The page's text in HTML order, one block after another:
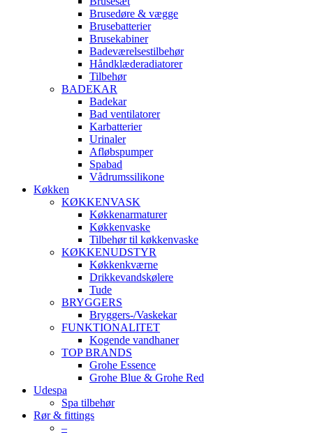
Brusedøre & vægge
Brusebatterier
Brusekabiner
Badeværelsestilbehør
Håndklæderadiatorer
Tilbehør
BADEKAR
Badekar
Bad ventilatorer
Karbatterier
Urinaler
Afløbspumper
Spabad
Vådrumssilikone
Køkken
KØKKENVASK
Køkkenarmaturer
Køkkenvaske
Tilbehør til køkkenvaske
KØKKENUDSTYR
Køkkenkværne
Drikkevandskølere
Tude
BRYGGERS
Bryggers-/Vaskekar
FUNKTIONALITET
Kogende vandhaner
TOP BRANDS
Grohe Essence
Grohe Blue & Grohe Red
Udespa
Spa tilbehør
Rør & fittings
–